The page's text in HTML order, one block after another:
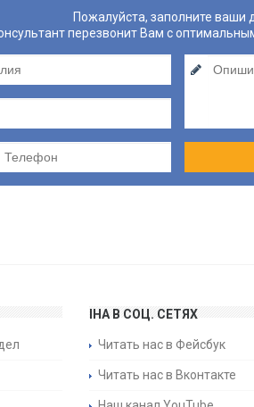
Пожалуйста, заполните ваши
перезвонит Вам с
IHA В СОЦ. СЕТЯХ
Читать нас в Фейсбук
Читать нас в Вконтакте